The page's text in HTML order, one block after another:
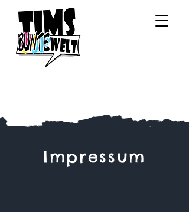
Impressum